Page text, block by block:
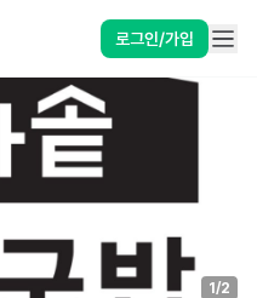
로그인/가입
1/2